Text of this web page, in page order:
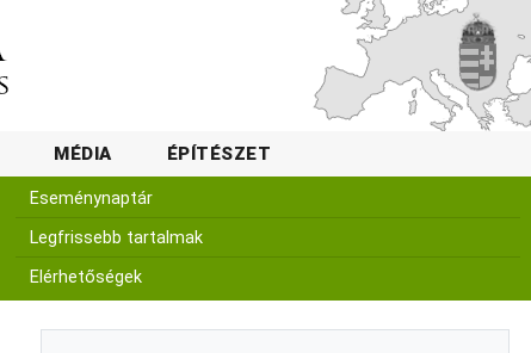
MÉDIA ÉPÍTÉSZET
Eseménynaptár
Legfrissebb tartalmak
Elérhetőségek